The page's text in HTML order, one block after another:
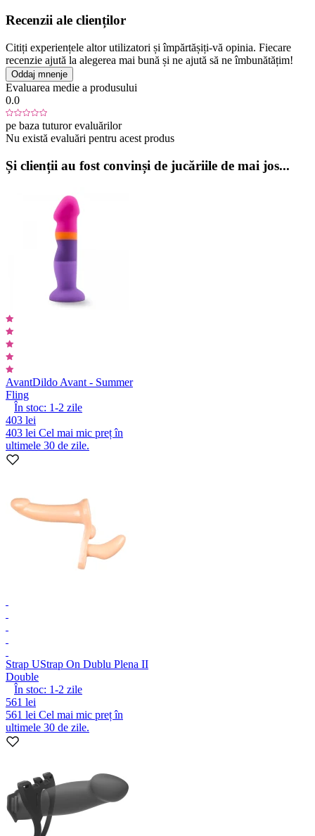
Recenzii ale clienților
Citiți experiențele altor utilizatori și împărtășiți-vă opinia. Fiecare
recenzie ajută la alegerea mai bună și ne ajută să ne îmbunătățim!
Oddaj mnenje
Evaluarea medie a produsului
0.0
pe baza tuturor evaluărilor
Nu există evaluări pentru acest produs
Și clienții au fost convinși de jucăriile de mai jos...
AvantDildo Avant - Summer
Fling
În stoc: 1-2 zile
403 lei
403 lei Cel mai mic preț în
ultimele 30 de zile.
Strap UStrap On Dublu Plena II
Double
În stoc: 1-2 zile
561 lei
561 lei Cel mai mic preț în
ultimele 30 de zile.